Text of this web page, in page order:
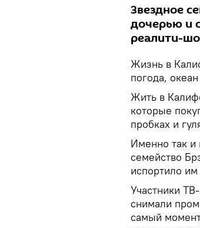
Звездное
дочерью и
реалити-
Жизнь в
погода,
Жить в
которые
пробках и
Именно так и
семейство
испортило им
Участники
снимали
самый